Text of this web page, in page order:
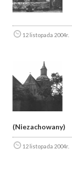
12 listopada 2004r.
(Niezachowany)
12 listopada 2004r.